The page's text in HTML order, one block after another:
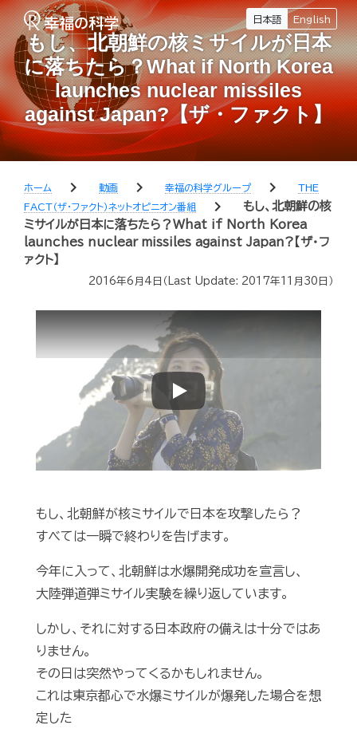
日本語 English
もし、北朝鮮の核ミサイルが日本
に落ちたら？What if North Korea
launches nuclear missiles
against Japan?【ザ・ファクト】
ホーム chevron_right 動画 chevron_right 幸福の科学グループ chevron_right
THE
FACT（ザ・ファクト）ネットオピニオン番組
chevron_right
もし、北朝鮮の核
ミサイルが日本に落ちたら？What if North Korea
launches nuclear missiles against Japan?【ザ・フ
ァクト】
2016年6月4日 （Last Update: 2017年11月30日 ）
Play
もし、北朝鮮が核ミサイルで日本を攻撃したら？
すべては一瞬で終わりを告げます。
今年に入って、北朝鮮は水爆開発成功を宣言し、
大陸弾道弾ミサイル実験を繰り返しています。
しかし、それに対する日本政府の備えは十分ではあ
りません。
その日は突然やってくるかもしれません。
これは東京都心で水爆ミサイルが爆発した場合を想
定した